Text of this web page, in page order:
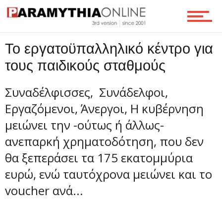
Ροή
Επικοινωνία
Το εργατοϋπαλληλικό κέντρο για
τους παιδικούς σταθμούς
Συναδέλφισσες, Συνάδελφοι,
Εργαζόμενοι, Άνεργοι, Η κυβέρνηση
μειώνει την -ούτως ή άλλως-
ανεπαρκή χρηματοδότηση, που δεν
θα ξεπεράσει τα 175 εκατομμύρια
ευρώ, ενώ ταυτόχρονα μειώνει και το
voucher ανά...